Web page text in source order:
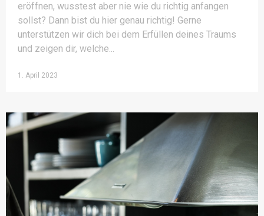
eröffnen, wusstest aber nie wie du richtig anfangen
sollst? Dann bist du hier genau richtig! Gerne
unterstützen wir dich bei dem Erfüllen deines Traums
und zeigen dir, welche
1. April 2023